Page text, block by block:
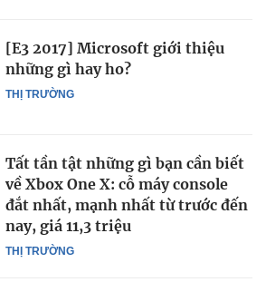
THỊ TRƯỜNG
[E3 2017] Microsoft giới thiệu
những gì hay ho?
THỊ TRƯỜNG
Tất tần tật những gì bạn cần biết
về Xbox One X: cỗ máy console
đắt nhất, mạnh nhất từ trước đến
nay, giá 11,3 triệu